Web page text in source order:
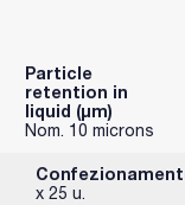
Particle
retention in
liquid (μm)
Nom. 10 microns
x 25 u.